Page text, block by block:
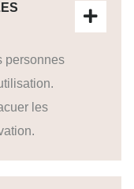
personnes
les